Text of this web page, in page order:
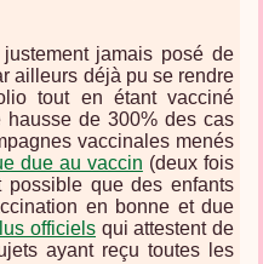
jamais posé de
ailleurs déjà pu se rendre
tout en étant vacciné
de 300% des cas
vaccinales menés
due au vaccin (deux fois
que des enfants
en bonne et due
officiels qui attestent de
ayant reçu toutes les